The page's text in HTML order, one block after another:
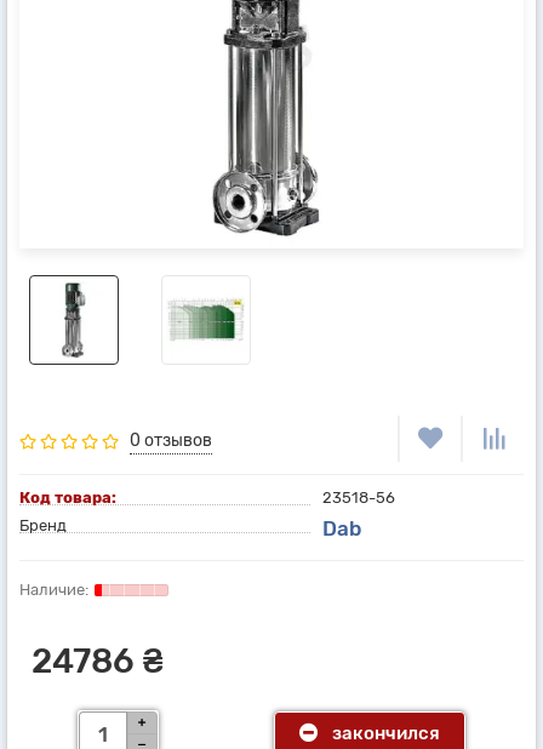
0 отзывов
Код товара:
23518-56
Бренд
Dab
24786 ₴
закончился